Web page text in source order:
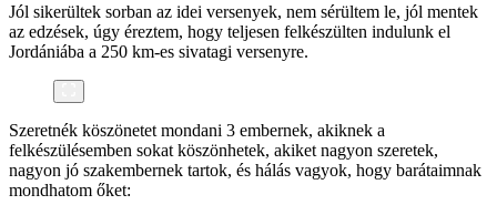
Jól sikerültek sorban az idei versenyek, nem sérültem le, jól mentek
az edzések, úgy éreztem, hogy teljesen felkészülten indulunk el
Jordániába a 250 km-es sivatagi versenyre.
Szeretnék köszönetet mondani 3 embernek, akiknek a
felkészülésemben sokat köszönhetek, akiket nagyon szeretek,
nagyon jó szakembernek tartok, és hálás vagyok, hogy barátaimnak
mondhatom őket: